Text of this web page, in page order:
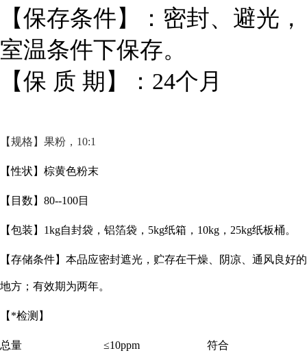
【保存条件】：密封、避光，
室温条件下保存。
【保 质 期】：24个月
【规格】果粉， 10:1
【性状】棕黄色粉末
【目数】 80--100目
【包装】 1kg自封袋，铝箔袋，5kg纸箱，10kg，25kg纸板桶。
【存储条件】本品应密封遮光，贮存在干燥、阴凉、通风良好的
地方；有效期为两年。
【*检测】
总量 ≤10ppm 符合